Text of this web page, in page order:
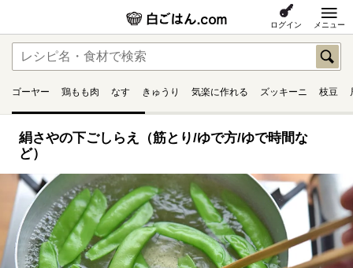
ログイン メニュー
ゴーヤー 鶏もも肉 なす きゅうり 気楽に作れる ズッキーニ 枝豆
絹さやの下ごしらえ（筋とり/ゆで方/ゆで時間な
ど）